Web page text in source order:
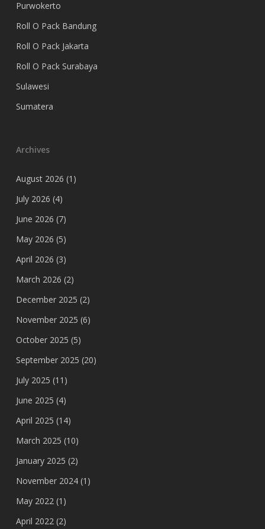
Purwokerto
Roll O Pack Bandung
Roll O Pack Jakarta
Roll O Pack Surabaya
Sulawesi
Sumatera
Archives
August 2026 (1)
July 2026 (4)
June 2026 (7)
May 2026 (5)
April 2026 (3)
March 2026 (2)
December 2025 (2)
November 2025 (6)
October 2025 (5)
September 2025 (20)
July 2025 (11)
June 2025 (4)
April 2025 (14)
March 2025 (10)
January 2025 (2)
November 2024(1)
May 2022(1)
April 2022(2)